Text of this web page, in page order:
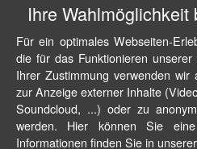
Ihre
Für ein optimales Webseiten-
die für das Funktionieren
Ihrer Zustimmung verwenden
zur Anzeige externer Inhalte
Soundcloud, ...) oder zu
werden. Hier können Sie
Informationen finden Sie in unserer